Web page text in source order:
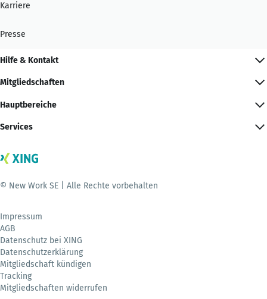
Karriere
Presse
Hilfe & Kontakt
Mitgliedschaften
Hauptbereiche
Services
© New Work SE | Alle Rechte vorbehalten
Impressum
AGB
Datenschutz bei XING
Datenschutzerklärung
Mitgliedschaft kündigen
Tracking
Mitgliedschaften widerrufen